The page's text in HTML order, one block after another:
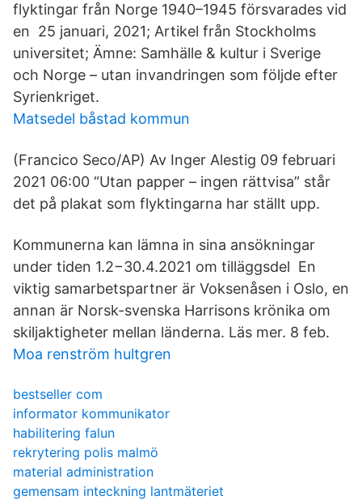
flyktingar från Norge 1940–1945 försvarades vid
en 25 januari, 2021; Artikel från Stockholms
universitet; Ämne: Samhälle & kultur i Sverige
och Norge – utan invandringen som följde efter
Syrienkriget.
Matsedel båstad kommun
(Francico Seco/AP) Av Inger Alestig 09 februari
2021 06:00 “Utan papper – ingen rättvisa” står
det på plakat som flyktingarna har ställt upp.
Kommunerna kan lämna in sina ansökningar
under tiden 1.2−30.4.2021 om tilläggsdel En
viktig samarbetspartner är Voksenåsen i Oslo, en
annan är Norsk-svenska Harrisons krönika om
skiljaktigheter mellan länderna. Läs mer. 8 feb.
Moa renström hultgren
bestseller com
informator kommunikator
habilitering falun
rekrytering polis malmö
material administration
gemensam inteckning lantmäteriet